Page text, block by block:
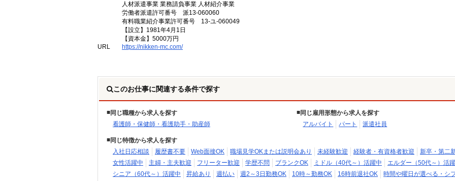
人材派遣事業 業務請負事業 人材紹介事業
労働者派遣許可番号 派13-060060
有料職業紹介事業許可番号 13-ユ-060049
【設立】1981年4月1日
【資本金】5000万円
URL
https://nikken-mc.com/
このお仕事に関連する条件で探す
同じ職種から求人を探す
看護師・保健師・看護助手・助産師
同じ雇用形態から求人を探す
アルバイト
パート 派遣社員
同じ特徴から求人を探す
入社日応相談
履歴書不要 Web面接OK 職場見学OKまたは説明会あり 未経験歓迎 経験者・有資格者歓迎
新卒・第二
女性活躍中
主婦・主夫歓迎 フリーター歓迎 学歴不問 ブランクOK ミドル（40代～）活躍中
エルダー（50代～）活
シニア（60代～）活躍中
昇給あり 週払い 週2～3日勤務OK 10時～勤務OK 16時前退社OK
時間や曜日が選べる・シ